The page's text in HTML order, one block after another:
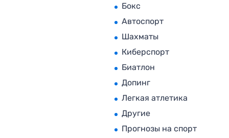
Бокс
Автоспорт
Шахматы
Киберспорт
Биатлон
Допинг
Легкая атлетика
Другие
Прогнозы на спорт